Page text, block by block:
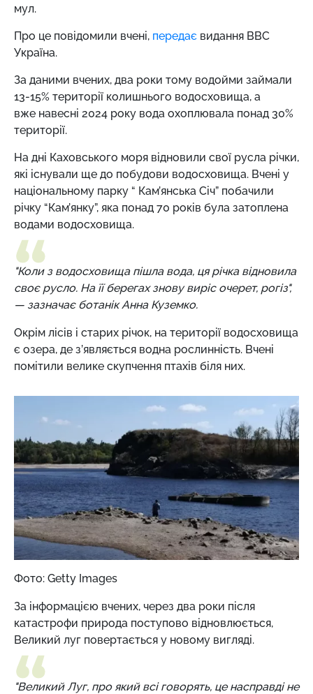
мул.
Про це повідомили вчені, передає видання BBC
Україна.
За даними вчених, два роки тому водойми займали
13-15% території колишнього водосховища, а
вже навесні 2024 року вода охоплювала понад 30%
території.
На дні Каховського моря відновили свої русла річки,
які існували ще до побудови водосховища. Вчені у
національному парку “ Кам’янська Січ” побачили
річку “Кам’янку”, яка понад 70 років була затоплена
водами водосховища.
"Коли з водосховища пішла вода, ця річка відновила
своє русло. На її берегах знову виріс очерет, рогіз",
— зазначає ботанік Анна Куземко.
Окрім лісів і старих річок, на території водосховища
є озера, де з’являється водна рослинність. Вчені
помітили велике скупчення птахів біля них.
Фото: Getty Images
За інформацією вчених, через два роки після
катастрофи природа поступово відновлюється,
Великий луг повертається у новому вигляді.
"Великий Луг, про який всі говорять, це насправді не